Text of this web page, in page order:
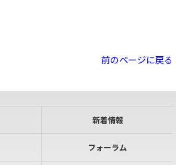
前のページに戻る
新着情報
フォーラム